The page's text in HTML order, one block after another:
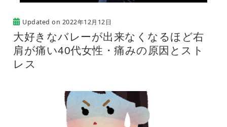
Updated on 2022年12月12日
大好きなバレーが出来なくなるほど右
肩が痛い40代女性・痛みの原因とスト
レス